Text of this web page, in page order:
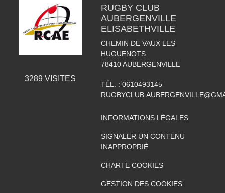
3289 VISITES
RUGBY CLUB
AUBERGENVILLE
ELISABETHVILLE
CHEMIN DE VAUX LES
HUGUENOTS
78410 AUBERGENVILLE
TÉL. : 0610493145
INFORMATIONS LÉGALES
SIGNALER UN CONTENU
INAPPROPRIÉ
CHARTE COOKIES
GESTION DES COOKIES